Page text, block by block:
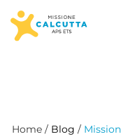
Home / Blog /